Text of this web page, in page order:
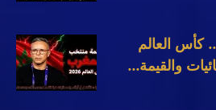
كأس العالم